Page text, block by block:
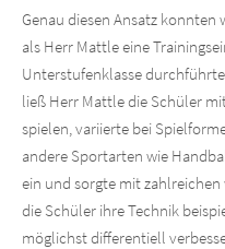
Genau diesen Ansatz konnten
als Herr Mattle eine
Unterstufenklasse
ließ Herr Mattle die Schüler
spielen, variierte bei
andere Sportarten wie
ein und sorgte mit
die Schüler ihre Technik
möglichst differentiell